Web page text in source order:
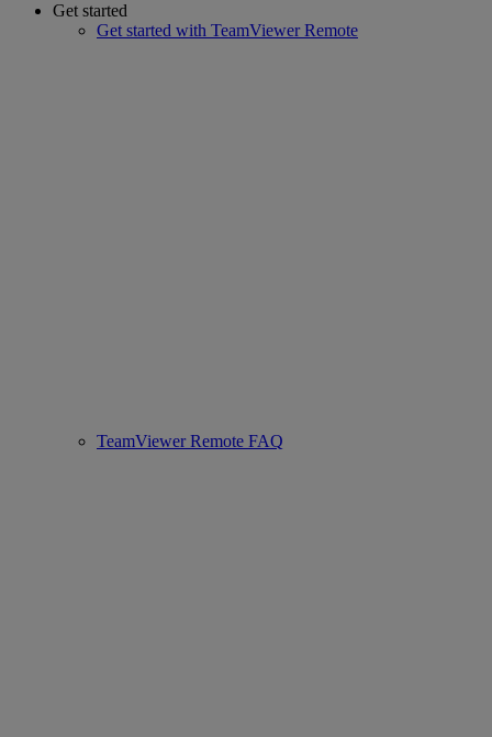
Get started
Get started with TeamViewer Remote
TeamViewer Remote FAQ